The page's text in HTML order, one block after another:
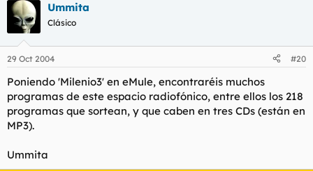
Ummita
Clásico
29 Oct 2004 #20
Poniendo 'Milenio3' en eMule, encontraréis muchos
programas de este espacio radiofónico, entre ellos los 218
programas que sortean, y que caben en tres CDs (están en
MP3).
Ummita